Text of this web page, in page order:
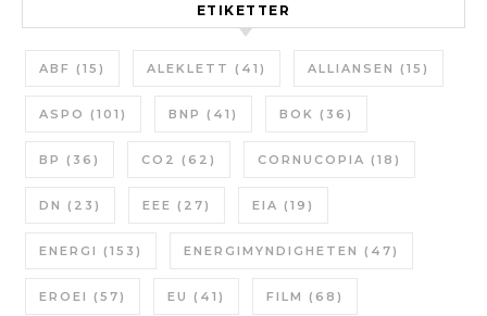
ETIKETTER
ABF (15) ALEKLETT (41) ALLIANSEN (15)
ASPO (101) BNP (41) BOK (36)
BP (36) CO2 (62) CORNUCOPIA (18)
DN (23) EEE (27) EIA (19)
ENERGI (153) ENERGIMYNDIGHETEN (47)
EROEI (57) EU (41) FILM (68)